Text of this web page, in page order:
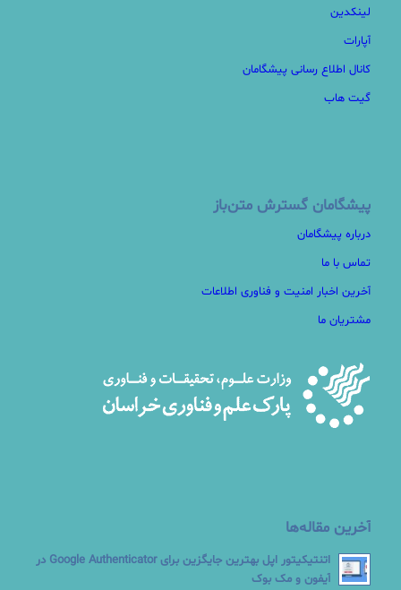
لینکدین
آپارات
کانال اطلاع رسانی پیشگامان
گیت هاب
پیشگامان گسترش متن‌باز
درباره پیشگامان
تماس با ما
آخرین اخبار امنیت و فناوری اطلاعات
مشتریان ما
آخرین مقاله‌ها
اتنتیکیتور اپل بهترین جایگزین برای Google Authenticator در
آیفون و مک بوک